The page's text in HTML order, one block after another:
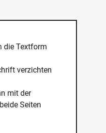
die Textform
verzichten
mit der
Seiten